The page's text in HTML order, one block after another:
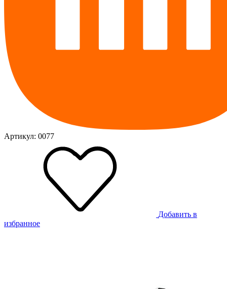
Артикул: 0077
Добавить в
избранное